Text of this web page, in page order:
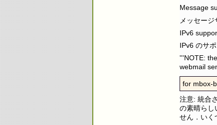
Message
メッセー
IPv6
IPv6 のサ
'''NOTE:
webmail
for mbox-
注意: 統合
の素晴らし
せん．いく